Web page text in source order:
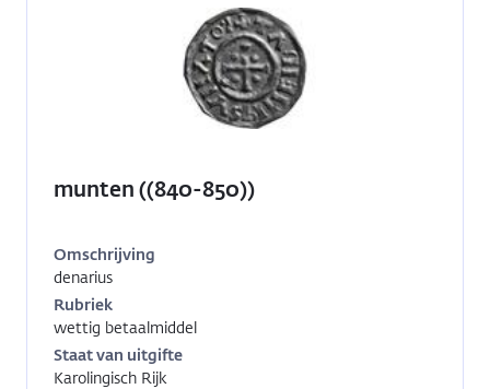
munten ((840-850))
Omschrijving
denarius
1853
Rubriek
wettig betaalmiddel
Staat van uitgifte
Karolingisch Rijk